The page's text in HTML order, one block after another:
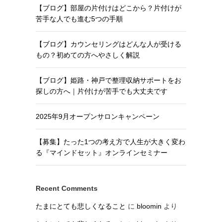
【ブログ】部屋の片付けはどこから？片付けが
苦手な人でも進む5つの手順
【ブログ】カウンセリングはどんな人が受ける
もの？初めての方へやさしく解説
【ブログ】姫路・神戸で整理収納サポートをお
探しの方へ｜片付けが苦手でも大丈夫です
2025年9月オープンサロンキャンペーン
【募集】たった1つの考え方で人生が大きく変わ
る『マインドセット』オンラインセミナー
Recent Comments
たまにとても悲しくなること に bloomin より